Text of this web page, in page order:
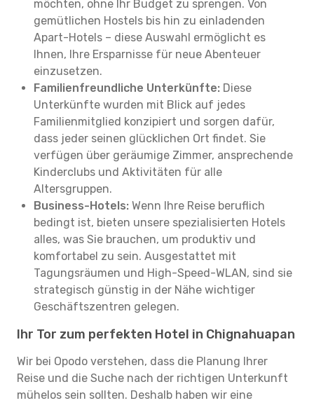
möchten, ohne Ihr Budget zu sprengen. Von
gemütlichen Hostels bis hin zu einladenden
Apart-Hotels – diese Auswahl ermöglicht es
Ihnen, Ihre Ersparnisse für neue Abenteuer
einzusetzen.
Familienfreundliche Unterkünfte: Diese
Unterkünfte wurden mit Blick auf jedes
Familienmitglied konzipiert und sorgen dafür,
dass jeder seinen glücklichen Ort findet. Sie
verfügen über geräumige Zimmer, ansprechende
Kinderclubs und Aktivitäten für alle
Altersgruppen.
Business-Hotels: Wenn Ihre Reise beruflich
bedingt ist, bieten unsere spezialisierten Hotels
alles, was Sie brauchen, um produktiv und
komfortabel zu sein. Ausgestattet mit
Tagungsräumen und High-Speed-WLAN, sind sie
strategisch günstig in der Nähe wichtiger
Geschäftszentren gelegen.
Ihr Tor zum perfekten Hotel in Chignahuapan
Wir bei Opodo verstehen, dass die Planung Ihrer
Reise und die Suche nach der richtigen Unterkunft
mühelos sein sollten. Deshalb haben wir eine